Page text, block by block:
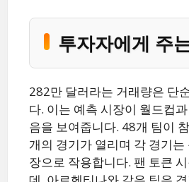
투자자에게 주
282만 달러라는 거래량은 단
다. 이는 예측 시장이 월드컵
음을 보여줍니다. 48개 팀이
개의 경기가 열리며 각 경기는
장으로 작용합니다. 팬 토큰